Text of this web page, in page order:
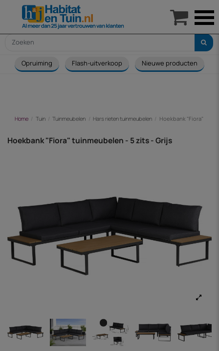
Opruiming Flash-uitverkoop Nieuwe producten
Home Tuin Tuinmeubelen Hars rieten tuinmeubelen Hoekbank "Fiora"
Hoekbank "Fiora" tuinmeubelen - 5 zits - Grijs
